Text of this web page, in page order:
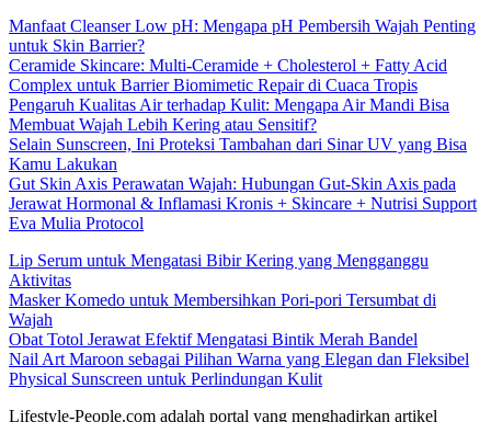
Manfaat Cleanser Low pH: Mengapa pH Pembersih Wajah Penting
untuk Skin Barrier?
Ceramide Skincare: Multi-Ceramide + Cholesterol + Fatty Acid
Complex untuk Barrier Biomimetic Repair di Cuaca Tropis
Pengaruh Kualitas Air terhadap Kulit: Mengapa Air Mandi Bisa
Membuat Wajah Lebih Kering atau Sensitif?
Selain Sunscreen, Ini Proteksi Tambahan dari Sinar UV yang Bisa
Kamu Lakukan
Gut Skin Axis Perawatan Wajah: Hubungan Gut-Skin Axis pada
Jerawat Hormonal & Inflamasi Kronis + Skincare + Nutrisi Support
Eva Mulia Protocol
Lip Serum untuk Mengatasi Bibir Kering yang Mengganggu
Aktivitas
Masker Komedo untuk Membersihkan Pori-pori Tersumbat di
Wajah
Obat Totol Jerawat Efektif Mengatasi Bintik Merah Bandel
Nail Art Maroon sebagai Pilihan Warna yang Elegan dan Fleksibel
Physical Sunscreen untuk Perlindungan Kulit
Lifestyle-People.com adalah portal yang menghadirkan artikel